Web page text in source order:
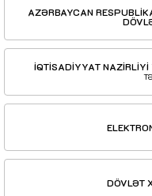
AZƏRBAYCAN
İQTİSADİYYAT
DÖVLƏT